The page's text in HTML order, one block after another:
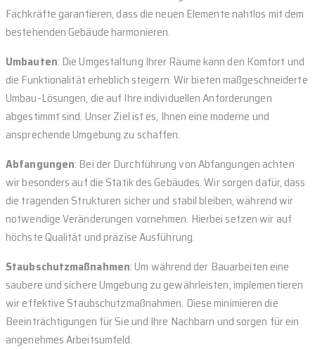
Fachkräfte garantieren, dass die neuen Elemente nahtlos mit dem
bestehenden Gebäude harmonieren.
Umbauten: Die Umgestaltung Ihrer Räume kann den Komfort und
die Funktionalität erheblich steigern. Wir bieten maßgeschneiderte
Umbau-Lösungen, die auf Ihre individuellen Anforderungen
abgestimmt sind. Unser Ziel ist es, Ihnen eine moderne und
ansprechende Umgebung zu schaffen.
Abfangungen: Bei der Durchführung von Abfangungen achten
wir besonders auf die Statik des Gebäudes. Wir sorgen dafür, dass
die tragenden Strukturen sicher und stabil bleiben, während wir
notwendige Veränderungen vornehmen. Hierbei setzen wir auf
höchste Qualität und präzise Ausführung.
Staubschutzmaßnahmen: Um während der Bauarbeiten eine
saubere und sichere Umgebung zu gewährleisten, implementieren
wir effektive Staubschutzmaßnahmen. Diese minimieren die
Beeinträchtigungen für Sie und Ihre Nachbarn und sorgen für ein
angenehmes Arbeitsumfeld.